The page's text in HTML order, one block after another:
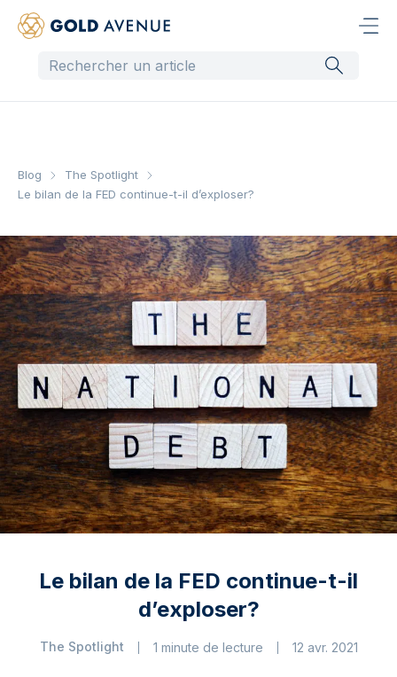
Blog
The Spotlight
Le bilan de la FED continue-t-il d’exploser?
Le bilan de la FED continue-t-il
d’exploser?
The Spotlight 1 minute de lecture 12 avr. 2021